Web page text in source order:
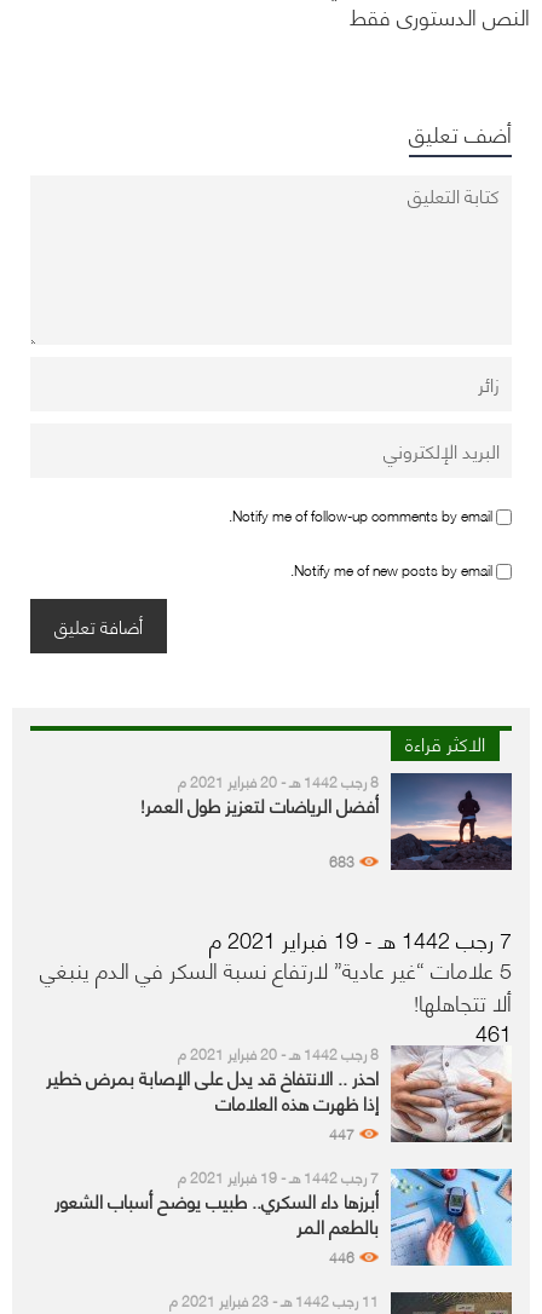
النص الدستوري فقط
أضف تعليق
Notify me of follow-up comments by email.
Notify me of new posts by email.
الاكثر قراءة
8 رجب 1442 هـ - 20 فبراير 2021 م
أفضل الرياضات لتعزيز طول العمر!
683
7 رجب 1442 هـ - 19 فبراير 2021 م
5 علامات “غير عادية” لارتفاع نسبة السكر في الدم ينبغي
ألا تتجاهلها!
461
8 رجب 1442 هـ - 20 فبراير 2021 م
احذر .. الانتفاخ قد يدل على الإصابة بمرض خطير
إذا ظهرت هذه العلامات
447
7 رجب 1442 هـ - 19 فبراير 2021 م
أبرزها داء السكري.. طبيب يوضح أسباب الشعور
بالطعم المر
446
11 رجب 1442 هـ - 23 فبراير 2021 م